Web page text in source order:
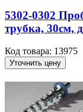
5302-0302
трубка, 30см,
Код товара: 13975
Уточнить цену